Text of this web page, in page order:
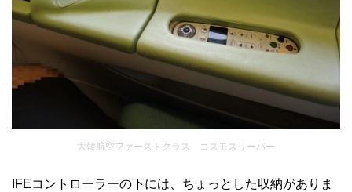
大韓航空ファーストクラス コスモスリーパー
IFEコントローラーの下には、ちょっとした収納がありま